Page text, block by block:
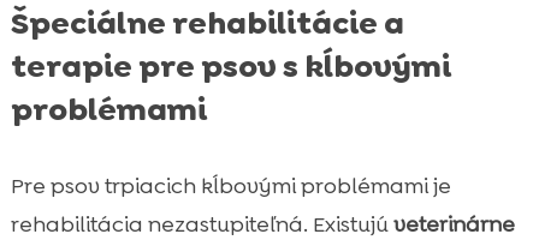
Špeciálne rehabilitácie a
terapie pre psov s kĺbovými
problémami
Pre psov trpiacich kĺbovými problémami je
rehabilitácia nezastupiteľná. Existujúveterinárne